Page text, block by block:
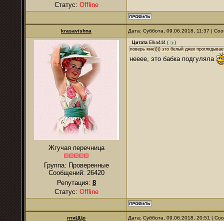
Статус: Offline
krasavishna Дата: Суббота, 09.06.2018, 11:37 |
Жгучая перечница
Группа: Проверенные
Сообщений: 26420
Репутация: 8
Статус: Offline
Цитата Elka444 (
)
поверь мне)))) это белый джек
нееее, это бабка подгуляла
птиЦЦо Дата: Суббота, 09.06.2018, 20:51 |